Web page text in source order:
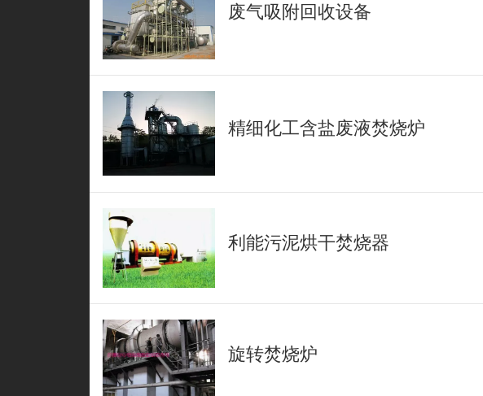
废气吸附回收设备
精细化工含盐废液焚烧炉
利能污泥烘干焚烧器
旋转焚烧炉